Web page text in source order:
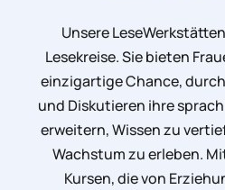
Unsere
Lesekreise. Sie bieten
einzigartige Chance,
und Diskutieren ihre
erweitern, Wissen zu
Wachstum zu erleben.
Kursen, die von